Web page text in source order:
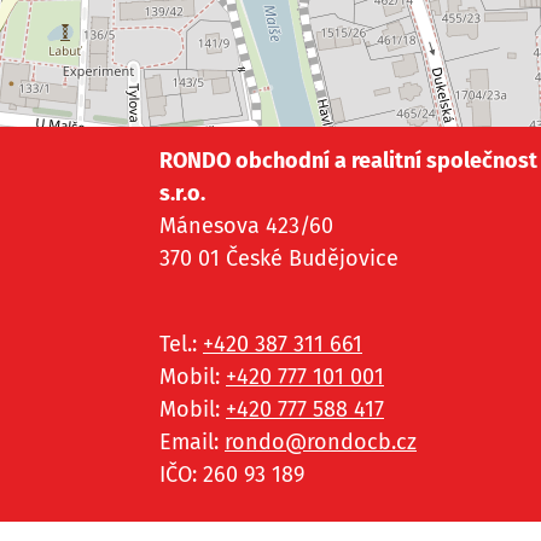
RONDO obchodní a realitní společnost
s.r.o.
Mánesova 423/60
370 01 České Budějovice
Tel.: +420 387 311 661
Mobil: +420 777 101 001
Mobil: +420 777 588 417
Email: rondo@rondocb.cz
IČO: 260 93 189